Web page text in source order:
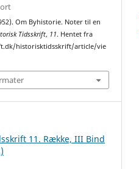
Om Byhistorie. Noter til en
Tidsskrift, 11. Hentet fra
historisktidsskrift/article/vie
11. Række, III Bind